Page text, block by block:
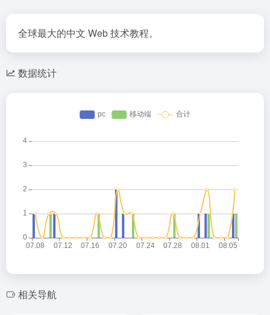
全球最大的中文 Web 技术教程。
数据统计
相关导航